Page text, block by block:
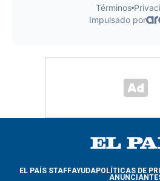
EL PAÍS STAFFAYUDAPOLÍTICAS DE